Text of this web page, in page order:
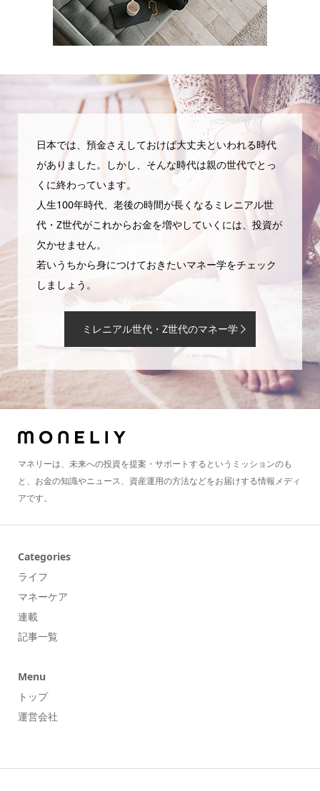
日本では、預金さえしておけば大丈夫といわれる時代
がありました。しかし、そんな時代は親の世代でとっ
くに終わっています。
人生100年時代、老後の時間が長くなるミレニアル世
代・Z世代がこれからお金を増やしていくには、投資が
欠かせません。
若いうちから身につけておきたいマネー学をチェック
しましょう。
ミレニアル世代・Z世代のマネー学
マネリーは、未来への投資を提案・サポートするというミッションのも
と、お金の知識やニュース、資産運用の方法などをお届けする情報メディ
アです。
Categories
ライフ
マネーケア
連載
記事一覧
Menu
トップ
運営会社